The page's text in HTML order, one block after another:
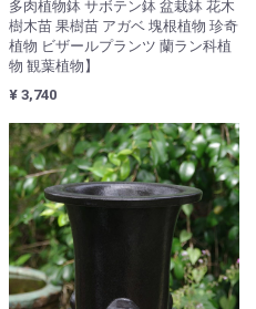
多肉植物鉢 サボテン鉢 盆栽鉢 花木
樹木苗 果樹苗 アガベ 塊根植物 珍奇
植物 ビザールプランツ 蘭ラン科植
物 観葉植物】
¥ 3,740